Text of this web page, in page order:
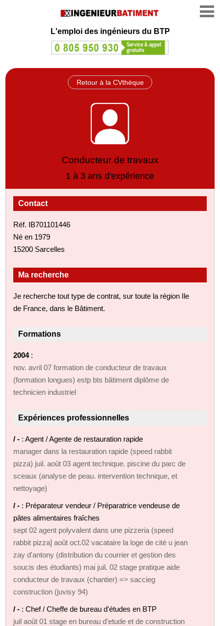
L'emploi des ingénieurs du BTP
Retour à la CVthèque
Conducteur de travaux
1 à 3 ans d'expérience
Contact
Réf. IB701101446
Né en 1979
15200 Sarcelles
Ma recherche
Je recherche tout type de contrat, sur toute la région Ile
de France, dans le Bâtiment.
Formations
2004:
nov. avril 07 formation de conducteur de travaux
(formation longues) estp bts bâtiment diplôme de
technicien industriel
Expériences professionnelles
/ - : Agent / Agente de restauration rapide
manager dans la restauration rapide (speed rabbit
pizza) juil. août 03 agent technique. piscine du parc de
sceaux (analyse de peau. intervention technique, et
nettoyage)
/ - : Préparateur vendeur / Préparatrice vendeuse de
pâtes alimentaires fraîches
sept 02 agent polyvalent dans une pizzeria (speed
rabbit pizza] août oct.02 vacataire la loge de cité u jean
zay d'antony (distribution du courrier et gestion des
soucis des étudiants) mai juil. 02 stage pratique aide
conducteur de travaux (chantier) => saccieg
construction (juvisy 94)
/ - : Chef / Cheffe de bureau d'études en BTP
juil août 01 stage en bureau d'etude et de construction